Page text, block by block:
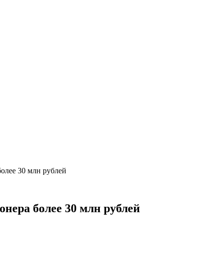
30 млн рублей
более 30 млн рублей